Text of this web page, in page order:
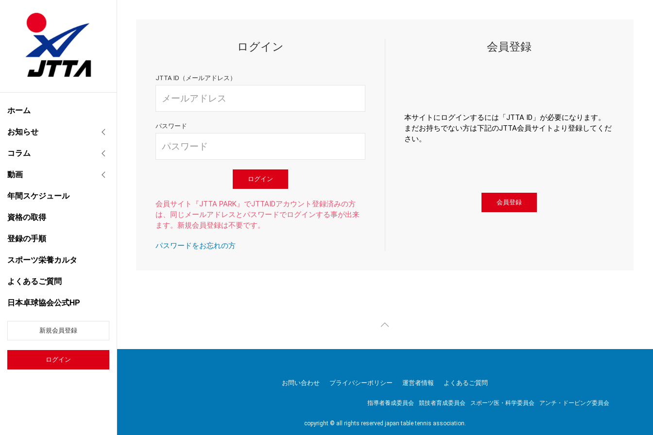
ホーム
お知らせ
コラム
動画
年間スケジュール
資格の取得
登録の手順
スポーツ栄養カルタ
よくあるご質問
日本卓球協会公式HP
新規会員登録
ログイン
ログイン
JTTA ID（メールアドレス）
パスワード
ログイン
会員サイト『JTTA PARK』でJTTAIDアカウント登録済みの方
は、同じメールアドレスとパスワードでログインする事が出来
ます。新規会員登録は不要です。
パスワードをお忘れの方
会員登録
本サイトにログインするには「JTTA ID」が必要になります。
まだお持ちでない方は下記のJTTA会員サイトより登録してくだ
さい。
会員登録
お問い合わせ プライバシーポリシー 運営者情報 よくあるご質問
指導者養成委員会 競技者育成委員会 スポーツ医・科学委員会 アンチ・ドーピング委員会
copyright © all rights reserved japan table tennis association.